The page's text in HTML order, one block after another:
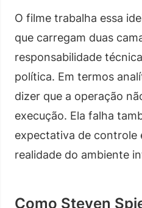
O filme trabalha essa
que carregam duas
responsabilidade
política. Em termos
dizer que a operação
execução. Ela falha
expectativa de controle
realidade do ambiente
Como Steven